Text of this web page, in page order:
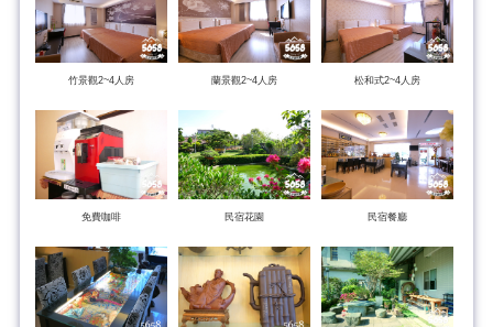
竹景觀2~4人房 蘭景觀2~4人房 松和式2~4人房
免費咖啡 民宿花園 民宿餐廳